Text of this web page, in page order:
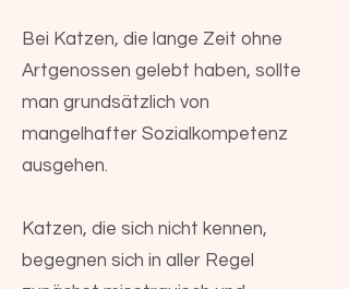
Bei Katzen, die lange Zeit ohne
Artgenossen gelebt haben, sollte
man grundsätzlich von
mangelhafter Sozialkompetenz
ausgehen.
Katzen, die sich nicht kennen,
begegnen sich in aller Regel